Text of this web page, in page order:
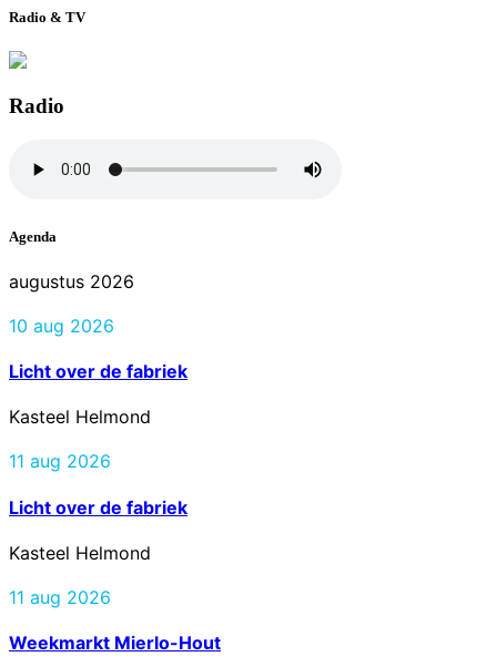
Radio & TV
Radio
Agenda
augustus 2026
10 aug 2026
Licht over de fabriek
Kasteel Helmond
11 aug 2026
Licht over de fabriek
Kasteel Helmond
11 aug 2026
Weekmarkt Mierlo-Hout